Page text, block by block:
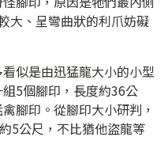
大、呈彎曲狀的利爪妨礙
似是由迅猛龍大小的小型
5個腳印，長度約36公
腳印。從腳印大小研判，
5公尺，不比猶他盜龍等